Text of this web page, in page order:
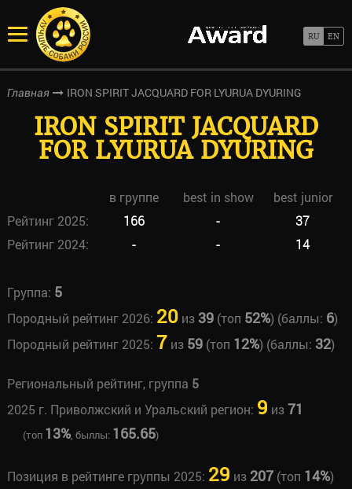
Главная IRON SPIRIT JACQUARD FOR LYURUA DYURING
IRON SPIRIT JACQUARD
FOR LYURUA DYURING
в группе best in show
best junior
Рейтинг 2025:
166 -
37
Рейтинг 2024:
- - 14
Группа: 5
Породный рейтинг 2026: 20из 39(топ 52%) (баллы: 6)
Породный рейтинг 2025: 7 из 59(топ 12%) (баллы: 32)
Региональный рейтинг, группа 5
2025 г. Приволжский и Уральский регион: 9 из71
(топ 13%, быллы: 165.65)
Позиция в рейтинге группы 2025: 29 из 207(топ 14%)